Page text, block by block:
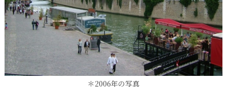
＊2006年の写真